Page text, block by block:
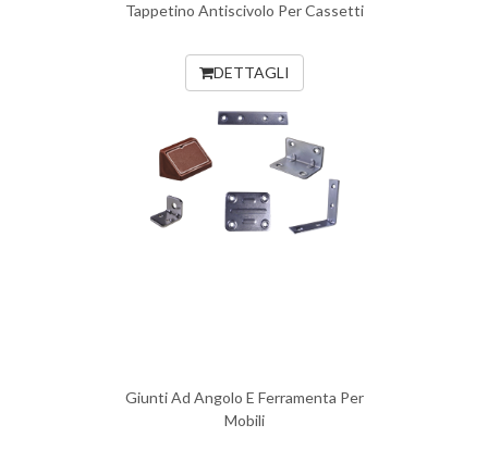
Tappetino Antiscivolo Per Cassetti
DETTAGLI
Giunti Ad Angolo E Ferramenta Per
Mobili